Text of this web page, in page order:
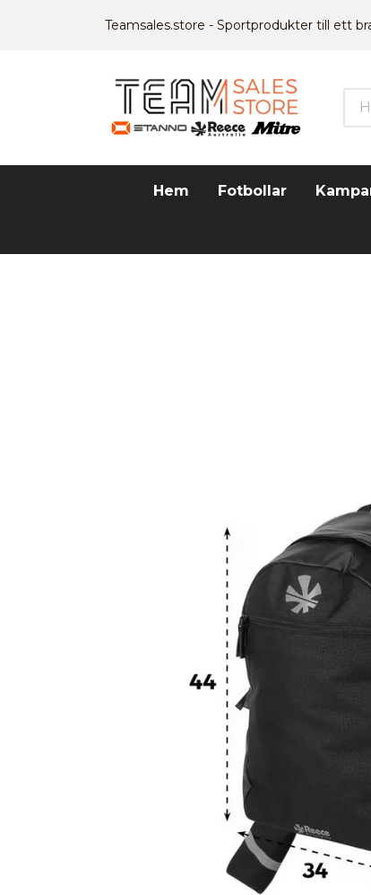
Teamsales.store - Sportprodukter till ett
Hem Fotbollar